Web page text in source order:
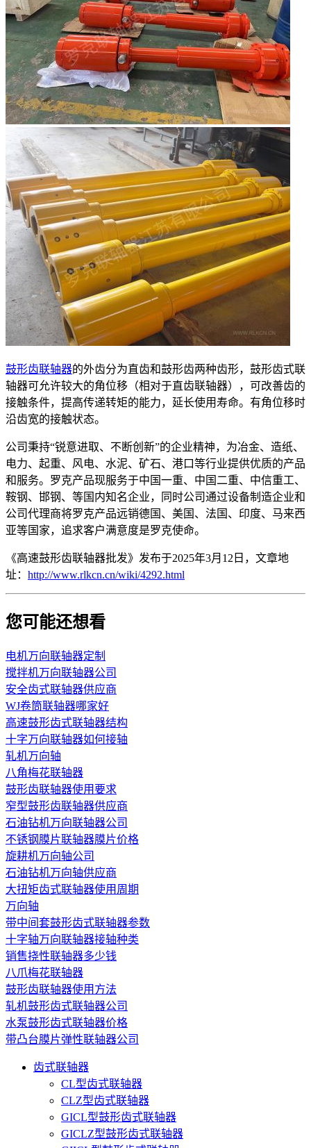
鼓形齿联轴器的外齿分为直齿和鼓形齿两种齿形，鼓形齿式联
轴器可允许较大的角位移（相对于直齿联轴器），可改善齿的
接触条件，提高传递转矩的能力，延长使用寿命。有角位移时
沿齿宽的接触状态。
公司秉持“锐意进取、不断创新”的企业精神，为冶金、造纸、
电力、起重、风电、水泥、矿石、港口等行业提供优质的产品
和服务。罗克产品现服务于中国一重、中国二重、中信重工、
鞍钢、邯钢、等国内知名企业，同时公司通过设备制造企业和
公司代理商将罗克产品远销德国、美国、法国、印度、马来西
亚等国家，追求客户满意度是罗克使命。
《高速鼓形齿联轴器批发》发布于2025年3月12日，文章地
址： http://www.rlkcn.cn/wiki/4292.html
您可能还想看
电机万向联轴器定制
搅拌机万向联轴器公司
安全齿式联轴器供应商
WJ卷筒联轴器哪家好
高速鼓形齿式联轴器结构
十字万向联轴器如何接轴
轧机万向轴
八角梅花联轴器
鼓形齿联轴器使用要求
窄型鼓形齿联轴器供应商
石油钻机万向联轴器公司
不锈钢膜片联轴器膜片价格
旋耕机万向轴公司
石油钻机万向轴供应商
大扭矩齿式联轴器使用周期
万向轴
带中间套鼓形齿式联轴器参数
十字轴万向联轴器接轴种类
销售挠性联轴器多少钱
八爪梅花联轴器
鼓形齿联轴器使用方法
轧机鼓形齿式联轴器公司
水泵鼓形齿式联轴器价格
带凸台膜片弹性联轴器公司
齿式联轴器
CL型齿式联轴器
CLZ型齿式联轴器
GICL型鼓形齿式联轴器
GICLZ型鼓形齿式联轴器